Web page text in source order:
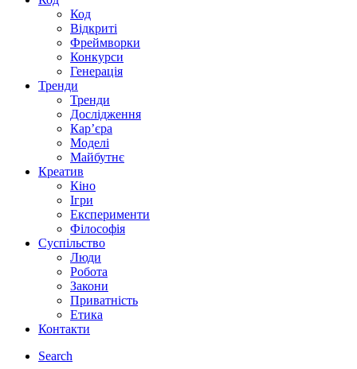
Код
Відкриті
Фреймворки
Конкурси
Генерація
Тренди
Тренди
Дослідження
Кар’єра
Моделі
Майбутнє
Креатив
Кіно
Ігри
Експерименти
Філософія
Суспільство
Люди
Робота
Закони
Приватність
Етика
Контакти
Search